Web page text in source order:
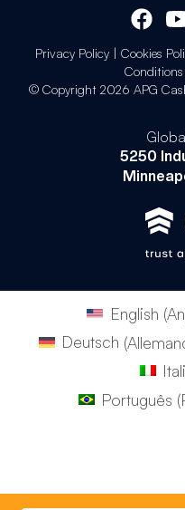
Privacy Policy| Cookies
Conditions
© Copyright 2026 APG
5250
English (
Deutsch (
Português (